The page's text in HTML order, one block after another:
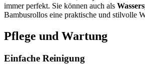
immer perfekt. Sie können auch als
Bambusrollos eine praktische und stilvolle
Pflege und Wartung
Einfache Reinigung